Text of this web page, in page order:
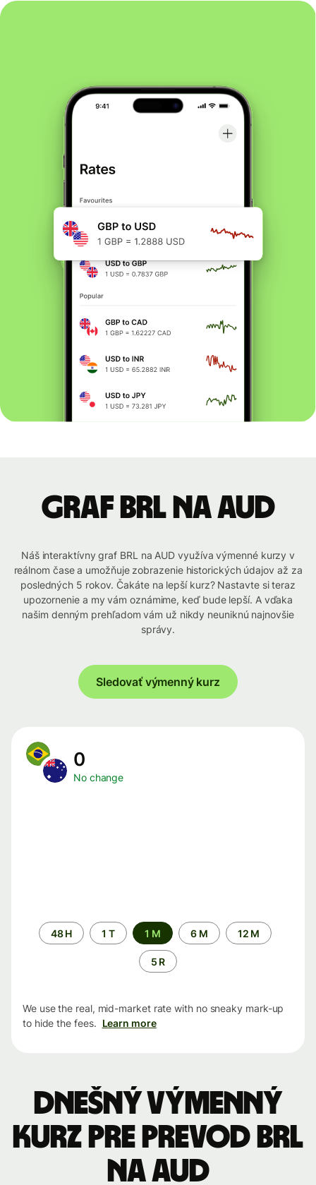
graf BRL na AUD
Náš interaktívny graf BRL na AUD využíva výmenné kurzy v
reálnom čase a umožňuje zobrazenie historických údajov až za
posledných 5 rokov. Čakáte na lepší kurz? Nastavte si teraz
upozornenie a my vám oznámime, keď bude lepší. A vďaka
našim denným prehľadom vám už nikdy neuniknú najnovšie
správy.
Sledovať výmenný kurz
0
No change
Time
period
48 H 1 T 1 M 6 M 12 M
5 R
We use the real, mid-market rate with no sneaky mark-up
to hide the fees. Learn more
Dnešný výmenný
kurz pre prevod BRL
na AUD